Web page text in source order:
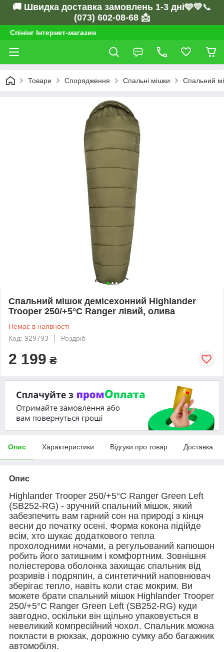
🚚 Швидка доставка замовлень 1-3 дні🩵💛📞
(073) 602-08-68 📩
Спінінг Інтернет-магазин
Товари Спорядження Спальні мішки Спальний
Спальний мішок демісехонний Highlander
Trooper 250/+5°C Ranger лівий, олива
Немає в наявності
Код: 929793
Роздріб
2 199 ₴
Опис Характеристики Відгуки про товар Доставка
Опис
Highlander Trooper 250/+5°C Ranger Green Left
(SB252-RG) - зручний спальний мішок, який
забезпечить вам гарний сон на природі з кінця
весни до початку осені. Форма кокона підійде
всім, хто шукає додаткового тепла
прохолодними ночами, а регульований капюшон
робить його затишним і комфортним. Зовнішня
поліестерова оболонка захищає спальник від
розривів і подряпин, а синтетичний наповнювач
зберігає тепло, навіть коли стає мокрим. Ви
можете брати спальний мішок Highlander Trooper
250/+5°C Ranger Green Left (SB252-RG) куди
завгодно, оскільки він щільно упаковується в
невеликий компресійний чохол. Спальник можна
покласти в рюкзак, дорожню сумку або багажник
автомобіля.